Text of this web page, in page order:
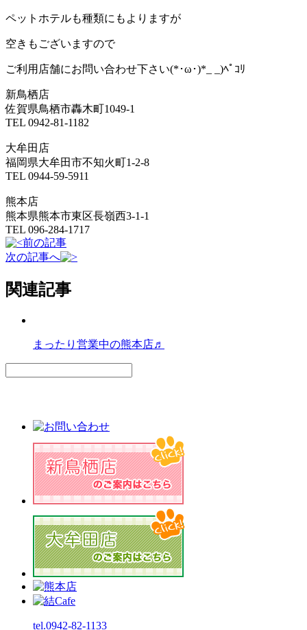
ペットホテルも種類にもよりますが
空きもございますので
ご利用店舗にお問い合わせ下さい(*･ω･)*_ _)ﾍﾟｺﾘ
新鳥栖店
佐賀県鳥栖市轟木町1049-1
TEL 0942-81-1182
大牟田店
福岡県大牟田市不知火町1-2-8
TEL 0944-59-5911
熊本店
熊本県熊本市東区長嶺西3-1-1
TEL 096-284-1717
前の記事
次の記事へ
関連記事
まったり営業中の熊本店♬
tel.0942-82-1133